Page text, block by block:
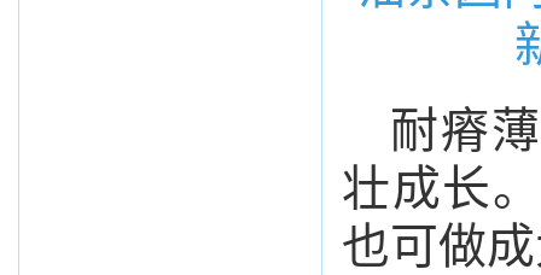
耐瘠
壮成长
也可做